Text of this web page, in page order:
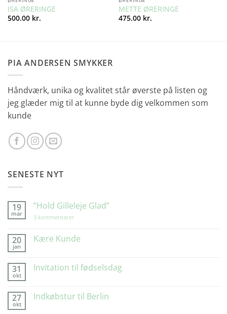
ISA ØRERINGE
500.00 kr.
METTE ØRERINGE
475.00 kr.
PIA ANDERSEN SMYKKER
Håndværk, unika og kvalitet står øverste på listen og
jeg glæder mig til at kunne byde dig velkommen som
kunde
SENESTE NYT
19
mar
”Hold Gilleleje Glad”
3 kommentarer
Glad”
20
jan
Kære Kunde
Kære
31
okt
Invitation til fødselsdag
Invitation
27
okt
Indkøbstur til Berlin